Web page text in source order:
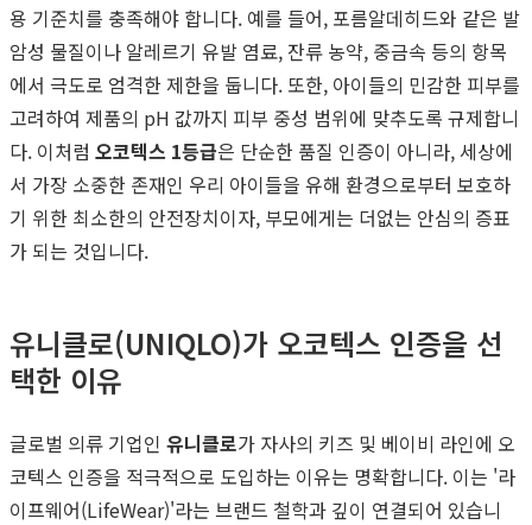
용 기준치를 충족해야 합니다. 예를 들어, 포름알데히드와 같은 발
암성 물질이나 알레르기 유발 염료, 잔류 농약, 중금속 등의 항목
에서 극도로 엄격한 제한을 둡니다. 또한, 아이들의 민감한 피부를
고려하여 제품의 pH 값까지 피부 중성 범위에 맞추도록 규제합니
다. 이처럼 오코텍스 1등급은 단순한 품질 인증이 아니라, 세상에
서 가장 소중한 존재인 우리 아이들을 유해 환경으로부터 보호하
기 위한 최소한의 안전장치이자, 부모에게는 더없는 안심의 증표
가 되는 것입니다.
유니클로(UNIQLO)가 오코텍스 인증을 선
택한 이유
글로벌 의류 기업인 유니클로가 자사의 키즈 및 베이비 라인에 오
코텍스 인증을 적극적으로 도입하는 이유는 명확합니다. 이는 '라
이프웨어(LifeWear)'라는 브랜드 철학과 깊이 연결되어 있습니